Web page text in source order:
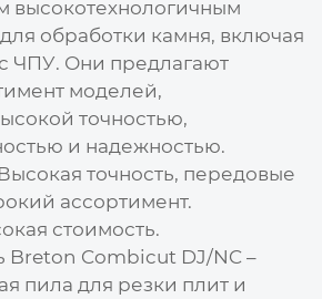
высокотехнологичным
обработки камня, включая
ЧПУ. Они предлагают
моделей,
точностью,
и надежностью.
точность, передовые
ассортимент.
стоимость.
Combicut DJ/NC –
пила для резки плит и